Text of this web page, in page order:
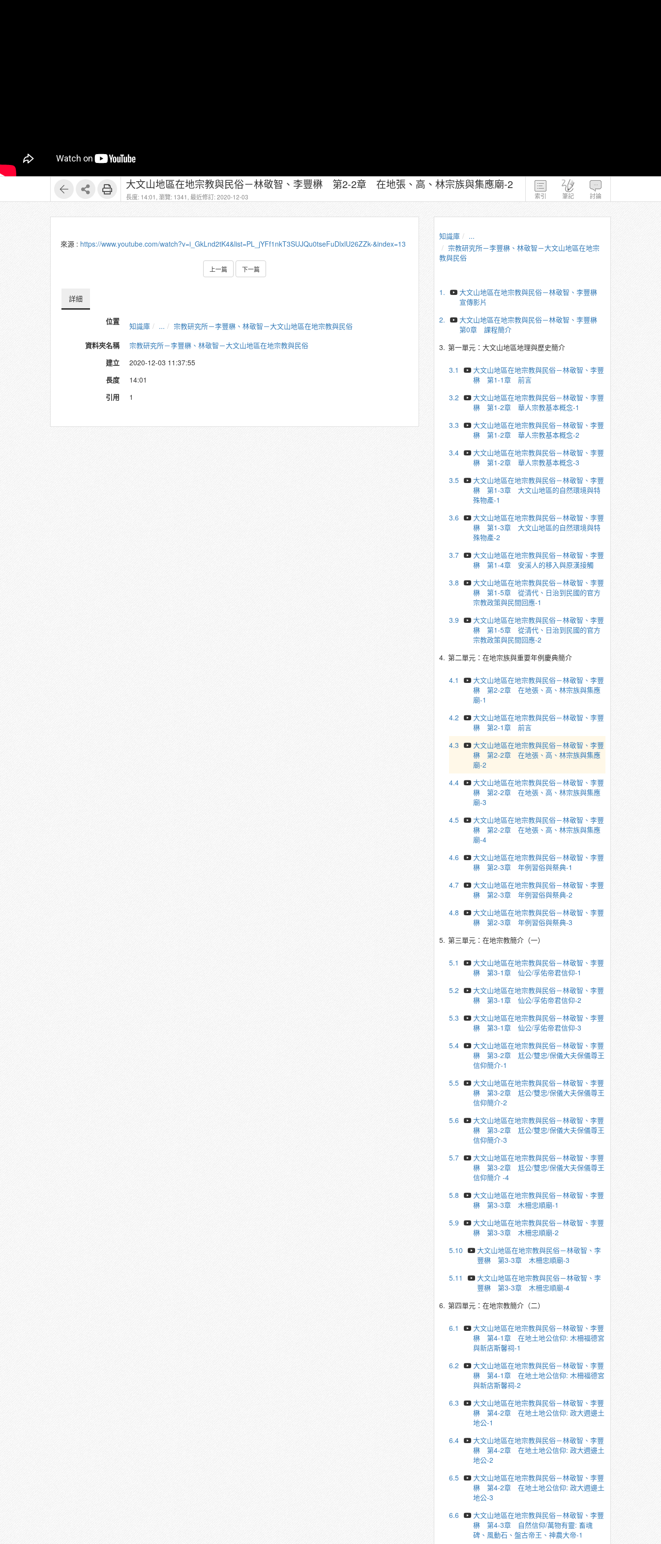
索引 筆記 討論
大文山地區在地宗教與民俗－林敬智、李豐楙 第2-2章 在地張、高、林宗族與集應廟-2
長度: 14:01, 瀏覽: 1341, 最近修訂: 2020-12-03
來源 : https://www.youtube.com/watch?v=i_GkLnd2tK4&list=PL_jYFf1nkT3SUJQu0tseFuDlxlU26ZZk-&index=13
上一篇 下一篇
詳細
位置 知識庫 ...
宗教研究所－李豐楙、林敬智－大文山地區在地宗教與民俗
資料夾名稱
宗教研究所－李豐楙、林敬智－大文山地區在地宗教與民俗
建立
2020-12-03 11:37:55
長度
14:01
引用
1
知識庫
...
宗教研究所－李豐楙、林敬智－大文山地區在地宗
教與民俗
1.
大文山地區在地宗教與民俗－林敬智、李豐楙
宣傳影片
2.
大文山地區在地宗教與民俗－林敬智、李豐楙
第0章 課程簡介
3. 第一單元：大文山地區地理與歷史簡介
3.1
大文山地區在地宗教與民俗－林敬智、李豐
楙 第1-1章 前言
3.2
大文山地區在地宗教與民俗－林敬智、李豐
楙 第1-2章 華人宗教基本概念-1
3.3
大文山地區在地宗教與民俗－林敬智、李豐
楙 第1-2章 華人宗教基本概念-2
3.4
大文山地區在地宗教與民俗－林敬智、李豐
楙 第1-2章 華人宗教基本概念-3
3.5
大文山地區在地宗教與民俗－林敬智、李豐
楙 第1-3章 大文山地區的自然環境與特
殊物產-1
3.6
大文山地區在地宗教與民俗－林敬智、李豐
楙 第1-3章 大文山地區的自然環境與特
殊物產-2
3.7
大文山地區在地宗教與民俗－林敬智、李豐
楙 第1-4章 安溪人的移入與原漢接觸
3.8
大文山地區在地宗教與民俗－林敬智、李豐
楙 第1-5章 從清代、日治到民國的官方
宗教政策與民間回應-1
3.9
大文山地區在地宗教與民俗－林敬智、李豐
楙 第1-5章 從清代、日治到民國的官方
宗教政策與民間回應-2
4. 第二單元：在地宗族與重要年例慶典簡介
4.1
大文山地區在地宗教與民俗－林敬智、李豐
楙 第2-2章 在地張、高、林宗族與集應
廟-1
4.2
大文山地區在地宗教與民俗－林敬智、李豐
楙 第2-1章 前言
4.3
大文山地區在地宗教與民俗－林敬智、李豐
楙 第2-2章 在地張、高、林宗族與集應
廟-2
4.4
大文山地區在地宗教與民俗－林敬智、李豐
楙 第2-2章 在地張、高、林宗族與集應
廟-3
4.5
大文山地區在地宗教與民俗－林敬智、李豐
楙 第2-2章 在地張、高、林宗族與集應
廟-4
4.6
大文山地區在地宗教與民俗－林敬智、李豐
楙 第2-3章 年例習俗與祭典-1
4.7
大文山地區在地宗教與民俗－林敬智、李豐
楙 第2-3章 年例習俗與祭典-2
4.8
大文山地區在地宗教與民俗－林敬智、李豐
楙 第2-3章 年例習俗與祭典-3
5. 第三單元：在地宗教簡介（一）
5.1
大文山地區在地宗教與民俗－林敬智、李豐
楙 第3-1章 仙公/孚佑帝君信仰-1
5.2
大文山地區在地宗教與民俗－林敬智、李豐
楙 第3-1章 仙公/孚佑帝君信仰-2
5.3
大文山地區在地宗教與民俗－林敬智、李豐
楙 第3-1章 仙公/孚佑帝君信仰-3
5.4
大文山地區在地宗教與民俗－林敬智、李豐
楙 第3-2章 尪公/雙忠/保儀大夫保儀尊王
信仰簡介-1
5.5
大文山地區在地宗教與民俗－林敬智、李豐
楙 第3-2章 尪公/雙忠/保儀大夫保儀尊王
信仰簡介-2
5.6
大文山地區在地宗教與民俗－林敬智、李豐
楙 第3-2章 尪公/雙忠/保儀大夫保儀尊王
信仰簡介-3
5.7
大文山地區在地宗教與民俗－林敬智、李豐
楙 第3-2章 尪公/雙忠/保儀大夫保儀尊王
信仰簡介 -4
5.8
大文山地區在地宗教與民俗－林敬智、李豐
楙 第3-3章 木柵忠順廟-1
5.9
大文山地區在地宗教與民俗－林敬智、李豐
楙 第3-3章 木柵忠順廟-2
5.10
大文山地區在地宗教與民俗－林敬智、李
豐楙 第3-3章 木柵忠順廟-3
5.11
大文山地區在地宗教與民俗－林敬智、李
豐楙 第3-3章 木柵忠順廟-4
6. 第四單元：在地宗教簡介（二）
6.1
大文山地區在地宗教與民俗－林敬智、李豐
楙 第4-1章 在地土地公信仰: 木柵福德宮
與新店斯馨祠-1
6.2
大文山地區在地宗教與民俗－林敬智、李豐
楙 第4-1章 在地土地公信仰: 木柵福德宮
與新店斯馨祠-2
6.3
大文山地區在地宗教與民俗－林敬智、李豐
楙 第4-2章 在地土地公信仰: 政大週邊土
地公-1
6.4
大文山地區在地宗教與民俗－林敬智、李豐
楙 第4-2章 在地土地公信仰: 政大週邊土
地公-2
6.5
大文山地區在地宗教與民俗－林敬智、李豐
楙 第4-2章 在地土地公信仰: 政大週邊土
地公-3
6.6
大文山地區在地宗教與民俗－林敬智、李豐
楙 第4-3章 自然信仰/萬物有靈: 畜魂
碑、風動石、盤古帝王、神農大帝-1